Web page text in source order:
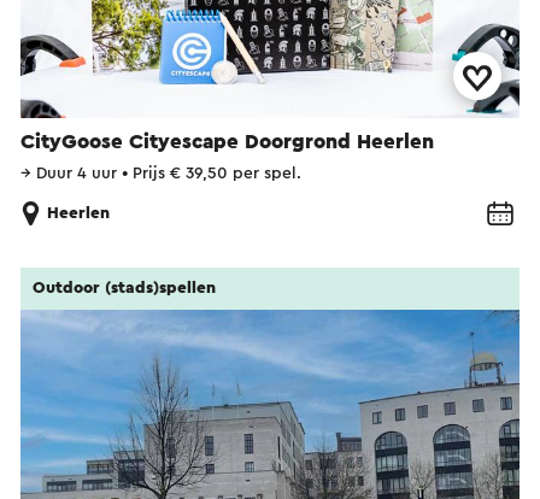
CityGoose Cityescape Doorgrond Heerlen
→ Duur 4 uur • Prijs € 39,50 per spel.
Heerlen
Outdoor (stads)spellen